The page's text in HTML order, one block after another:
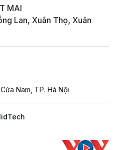
MAI
Lan, Xuân Thọ, Xuân
Nam, TP. Hà Nội